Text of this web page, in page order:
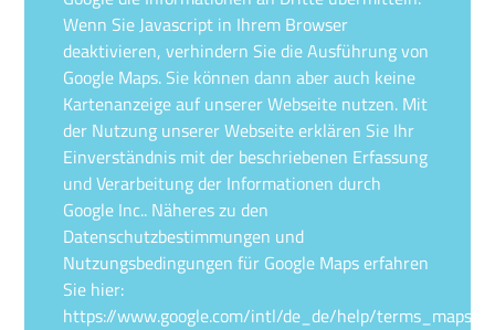
Wenn Sie Javascript in Ihrem Browser
deaktivieren, verhindern Sie die Ausführung von
Google Maps. Sie können dann aber auch keine
Kartenanzeige auf unserer Webseite nutzen. Mit
der Nutzung unserer Webseite erklären Sie Ihr
Einverständnis mit der beschriebenen Erfassung
und Verarbeitung der Informationen durch
Google Inc.. Näheres zu den
Datenschutzbestimmungen und
Nutzungsbedingungen für Google Maps erfahren
Sie hier:
https://www.google.com/intl/de_de/help/